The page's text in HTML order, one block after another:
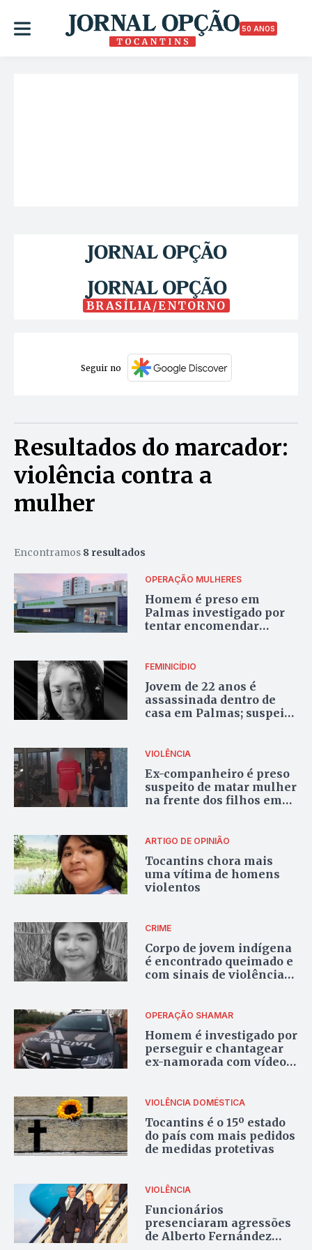
50 ANOS
BRASÍLIA/ENTORNO
Seguir no
Resultados do marcador:
violência contra a
mulher
Encontramos 8 resultados
OPERAÇÃO MULHERES
Homem é preso em
Palmas investigado por
tentar encomendar
FEMINICÍDIO
Jovem de 22 anos é
assassinada dentro de
casa em Palmas; suspeito
VIOLÊNCIA
Ex-companheiro é preso
suspeito de matar mulher
na frente dos filhos em
ARTIGO DE OPINIÃO
Tocantins chora mais
uma vítima de homens
violentos
CRIME
Corpo de jovem indígena
é encontrado queimado e
com sinais de violência
OPERAÇÃO SHAMAR
Homem é investigado por
perseguir e chantagear
ex-namorada com vídeos
VIOLÊNCIA DOMÉSTICA
Tocantins é o 15º estado
do país com mais pedidos
de medidas protetivas
VIOLÊNCIA
Funcionários
presenciaram agressões
de Alberto Fernández